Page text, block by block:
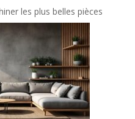
les plus belles pièces